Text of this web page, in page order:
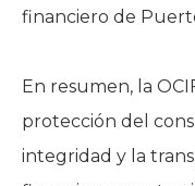
financiero de
En resumen, la
protección del
integridad y la